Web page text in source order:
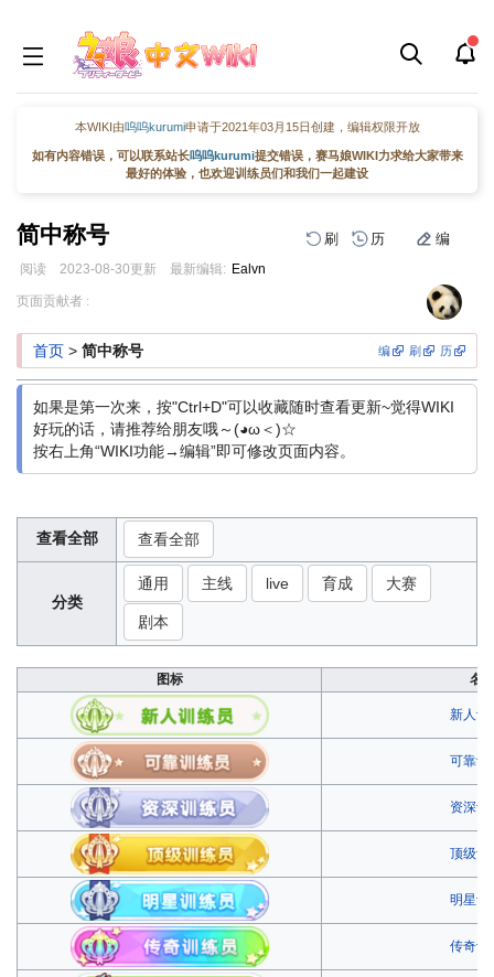
本WIKI由呜呜kurumi申请于2021年03月15日创建，编辑权限开放
如有内容错误，可以联系站长呜呜kurumi提交错误，赛马娘WIKI力求给大家带来
最好的体验，也欢迎训练员们和我们一起建设
简中称号 刷 历 编
阅读 2023-08-30更新 最新编辑: Ealvn
跳
导
跳
搜
页面贡献者 :
编 刷 历
首页 > 简中称号
如果是第一次来，按"Ctrl+D"可以收藏随时查看更新~觉得WIKI
好玩的话，请推荐给朋友哦～(◕ω＜)☆
按右上角“WIKI功能→编辑”即可修改页面内容。
查看全部 查看全部
分类
通用 主线 live 育成 大赛
剧本
图标 名
新人训
可靠训
资深训
顶级训
明星训
传奇训